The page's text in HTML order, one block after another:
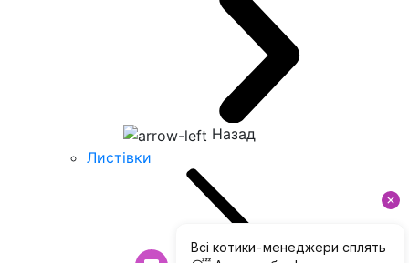
Назад
Листівки